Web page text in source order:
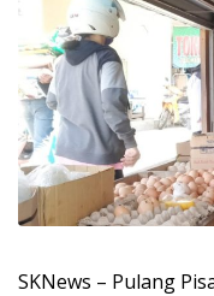
SKNews – Pulang